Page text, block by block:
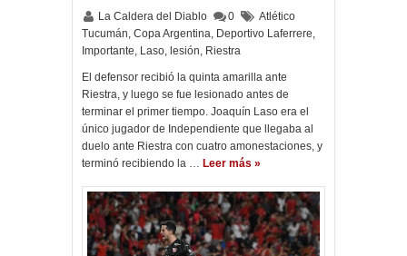
La Caldera del Diablo 0
Atlético
Tucumán, Copa Argentina, Deportivo Laferrere,
Importante, Laso, lesión, Riestra
El defensor recibió la quinta amarilla ante
Riestra, y luego se fue lesionado antes de
terminar el primer tiempo. Joaquín Laso era el
único jugador de Independiente que llegaba al
duelo ante Riestra con cuatro amonestaciones, y
terminó recibiendo la … Leer más »